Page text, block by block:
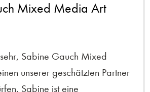
Mixed Media Art
Sabine Gauch Mixed
unserer geschätzten Partner
Sabine ist eine